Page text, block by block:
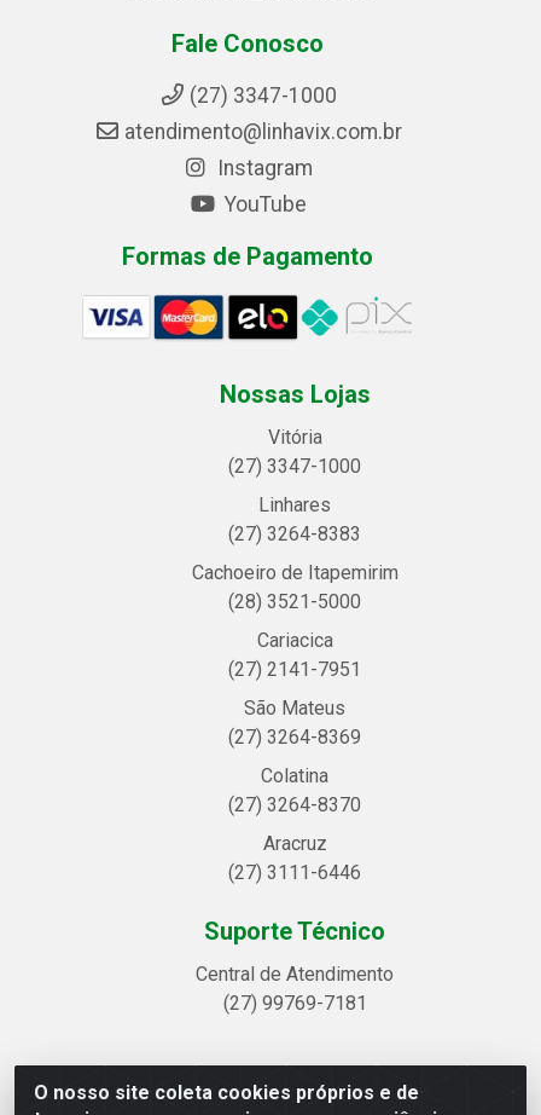
O nosso site coleta cookies próprios e de
Fale Conosco
(27) 3347-1000
atendimento@linhavix.com.br
Instagram
YouTube
Formas de Pagamento
Nossas Lojas
Vitória
(27) 3347-1000
Linhares
(27) 3264-8383
Cachoeiro de Itapemirim
(28) 3521-5000
Cariacica
(27) 2141-7951
São Mateus
(27) 3264-8369
Colatina
(27) 3264-8370
Aracruz
(27) 3111-6446
Suporte Técnico
Central de Atendimento
(27) 99769-7181
Linhavix Distribuidora LTDA - Avenida Alegre, 2521 -